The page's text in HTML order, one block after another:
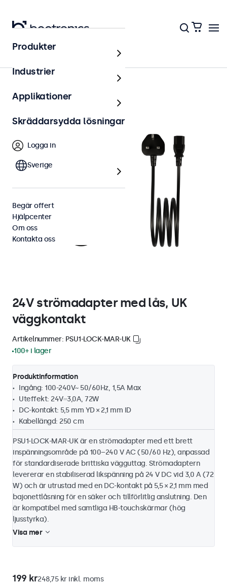
24V strömadapter med lås, UK
väggkontakt
Artikelnummer: PSU1-LOCK-MAR-UK
100+ i lager
Produktinformation
Ingång: 100-240V~ 50/60Hz, 1,5A Max
Uteffekt: 24V⎓3,0A, 72W
DC-kontakt: 5,5 mm YD × 2,1 mm ID
Kabellängd: 250 cm
PSU1-LOCK-MAR-UK är en strömadapter med ett brett
inspänningsområde på 100–240 V AC (50/60 Hz), anpassad
för standardiserade brittiska vägguttag. Strömadaptern
levererar en stabiliserad likspänning på 24 V DC vid 3,0 A (72
W) och är utrustad med en DC-kontakt på 5,5 × 2,1 mm med
bajonettlåsning för en säker och tillförlitlig anslutning. Den
är kompatibel med samtliga HB-touchskärmar (hög
ljusstyrka).
Visa mer
199 kr248,75 kr inkl. moms
Produkter
Industrier
Applikationer
Skräddarsydda lösningar
Logga in
Sverige
Begär offert
Hjälpcenter
Om oss
Kontakta oss